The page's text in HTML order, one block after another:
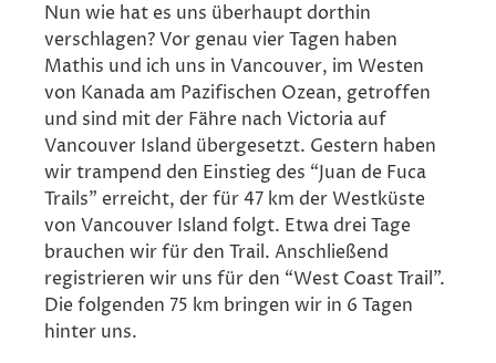
Nun wie hat es uns überhaupt dorthin
verschlagen? Vor genau vier Tagen haben
Mathis und ich uns in Vancouver, im Westen
von Kanada am Pazifischen Ozean, getroffen
und sind mit der Fähre nach Victoria auf
Vancouver Island übergesetzt. Gestern haben
wir trampend den Einstieg des “Juan de Fuca
Trails” erreicht, der für 47 km der Westküste
von Vancouver Island folgt. Etwa drei Tage
brauchen wir für den Trail. Anschließend
registrieren wir uns für den “West Coast Trail”.
Die folgenden 75 km bringen wir in 6 Tagen
hinter uns.